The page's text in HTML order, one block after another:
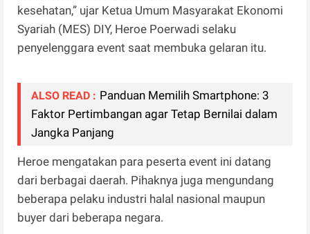
kesehatan,” ujar Ketua Umum Masyarakat Ekonomi
Syariah (MES) DIY, Heroe Poerwadi selaku
penyelenggara event saat membuka gelaran itu.
ALSO READ : Panduan Memilih Smartphone: 3
Faktor Pertimbangan agar Tetap Bernilai dalam
Jangka Panjang
Heroe mengatakan para peserta event ini datang
dari berbagai daerah. Pihaknya juga mengundang
beberapa pelaku industri halal nasional maupun
buyer dari beberapa negara.